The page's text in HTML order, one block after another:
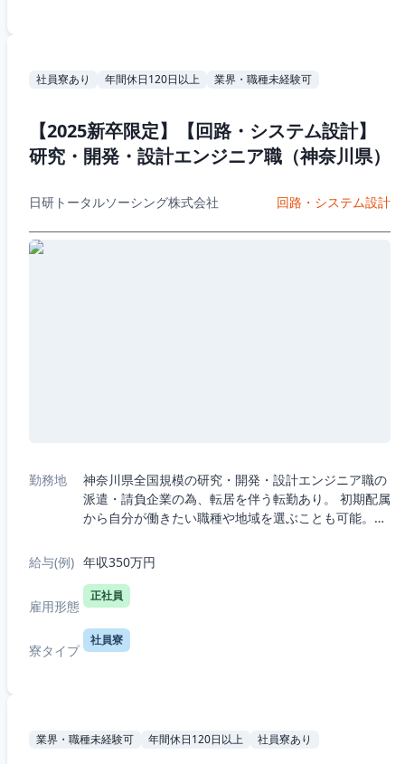
社員寮あり 年間休日120日以上 業界・職種未経験可
【2025新卒限定】【回路・システム設計】
研究・開発・設計エンジニア職（神奈川県）
日研トータルソーシング株式会社 回路・システム設計
勤務地
神奈川県全国規模の研究・開発・設計エンジニア職の
派遣・請負企業の為、転居を伴う転勤あり。 初期配属
から自分が働きたい職種や地域を選ぶことも可能。・
R&D（化学生物系）・7つの勤務エリ...
給与(例) 年収350万円
雇用形態
正社員
寮タイプ
社員寮
業界・職種未経験可 年間休日120日以上 社員寮あり